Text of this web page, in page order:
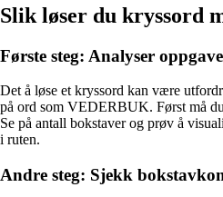
Slik løser du kryssord
Første steg: Analyser
Det å løse et kryssord kan være
på ord som VEDERBUK. Først må
Se på antall bokstaver og prøv å
i ruten.
Andre steg: Sjekk